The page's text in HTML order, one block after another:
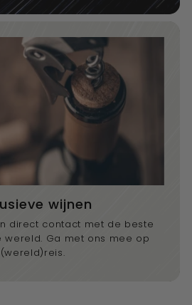
wijnen
direct contact met de beste
wereld. Ga met ons mee op
(wereld)reis.